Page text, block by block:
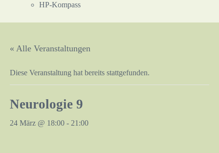
HP-Kompass
« Alle Veranstaltungen
Diese Veranstaltung hat bereits stattgefunden.
Neurologie 9
24 März @ 18:00 - 21:00